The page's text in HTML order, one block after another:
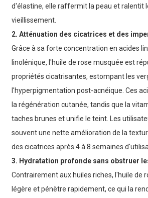
d'élastine, elle raffermit la peau et ralentit
vieillissement.
2. Atténuation des cicatrices et des
Grâce à sa forte concentration en acides
linolénique, l'huile de rose musquée est
propriétés cicatrisantes, estompant les
l'hyperpigmentation post-acnéique. Ces
la régénération cutanée, tandis que la
taches brunes et unifie le teint. Les
souvent une nette amélioration de la
des cicatrices après 4 à 8 semaines
3. Hydratation profonde sans obstruer
Contrairement aux huiles riches, l'huile de
légère et pénètre rapidement, ce qui la